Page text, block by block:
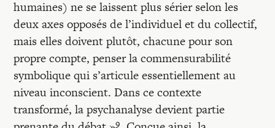
humaines) ne se laissent plus sérier selon les
deux axes opposés de l’individuel et du collectif,
mais elles doivent plutôt, chacune pour son
propre compte, penser la commensurabilité
symbolique qui s’articule essentiellement au
niveau inconscient. Dans ce contexte
transformé, la psychanalyse devient partie
9